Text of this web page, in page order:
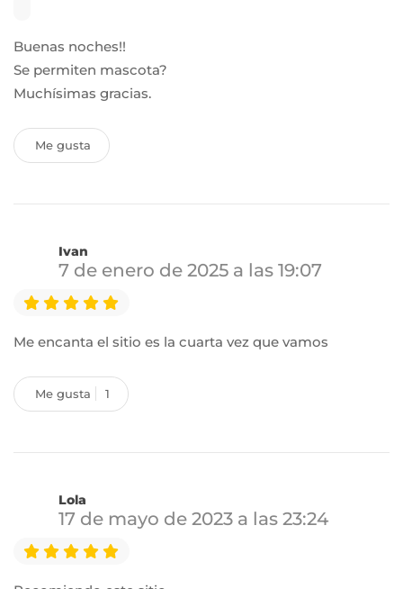
Buenas noches!!
Se permiten mascota?
Muchísimas gracias.
Me gusta
Ivan
7 de enero de 2025 a las 19:07
Me encanta el sitio es la cuarta vez que vamos
Me gusta 1
Lola
17 de mayo de 2023 a las 23:24